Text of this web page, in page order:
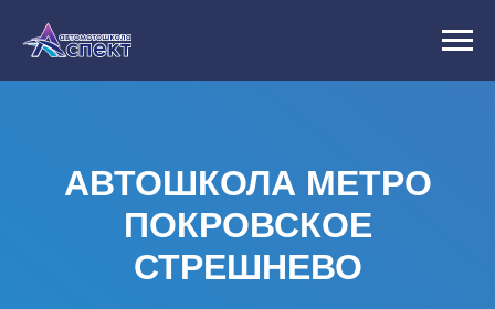
АВТОШКОЛА МЕТРО
ПОКРОВСКОЕ
СТРЕШНЕВО